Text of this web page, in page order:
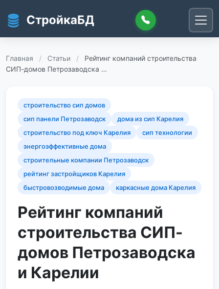
СтройкаБД
Главная / Статьи /
Рейтинг компаний строительства
СИП-домов Петрозаводска …
строительство сип домов
сип панели Петрозаводск
дома из сип Карелия
строительство под ключ Карелия
сип технологии
энергоэффективные дома
строительные компании Петрозаводск
рейтинг застройщиков Карелия
быстровозводимые дома
каркасные дома Карелия
Рейтинг компаний
строительства СИП-
домов Петрозаводска
и Карелии